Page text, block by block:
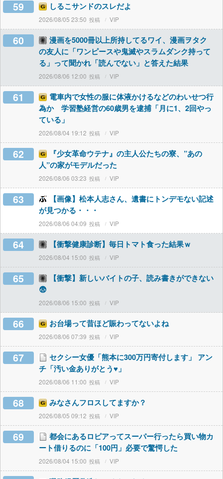
59 しるこサンドのスレだよ
2026/08/05 23:50 VIP
60
漫画を5000冊以上所持してるワイ、漫画ヲタク
の友人に「ワンピースや鬼滅やスラムダンク持って
る」って聞かれ「読んでない」と答えた結果
2026/08/06 12:00 VIP
61
電車内で女性の服に体液かけるなどのわいせつ行
為か 学習塾経営の60歳男を逮捕「月に1、2回やっ
ている」
2026/08/04 19:12 VIP
62
『少女革命ウテナ』の主人公たちの寮、”あの
人”の家がモデルだった
2026/08/06 03:23 VIP
63
【画像】松本人志さん、遺書にトンデモない記述
が見つかる・・・
2026/08/06 04:09 VIP
64 【衝撃健康診断】毎日トマト食った結果ｗ
2026/08/04 15:00 VIP
65
【衝撃】新しいバイトの子、読み書きができない
😨
2026/08/06 15:00 VIP
66 お台場って昔ほど賑わってないよね
2026/08/06 07:39 VIP
67
セクシー女優「熊本に300万円寄付します」 アン
チ「汚い金ありがとう♥」
2026/08/06 11:00 VIP
68 みなさんフロスしてますか？
2026/08/05 09:12 VIP
69
都会にあるロピアってスーパー行ったら買い物カ
ート借りるのに「100円」必要で驚愕した
2026/08/04 15:00 VIP